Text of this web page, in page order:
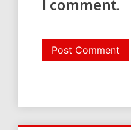
I comment.